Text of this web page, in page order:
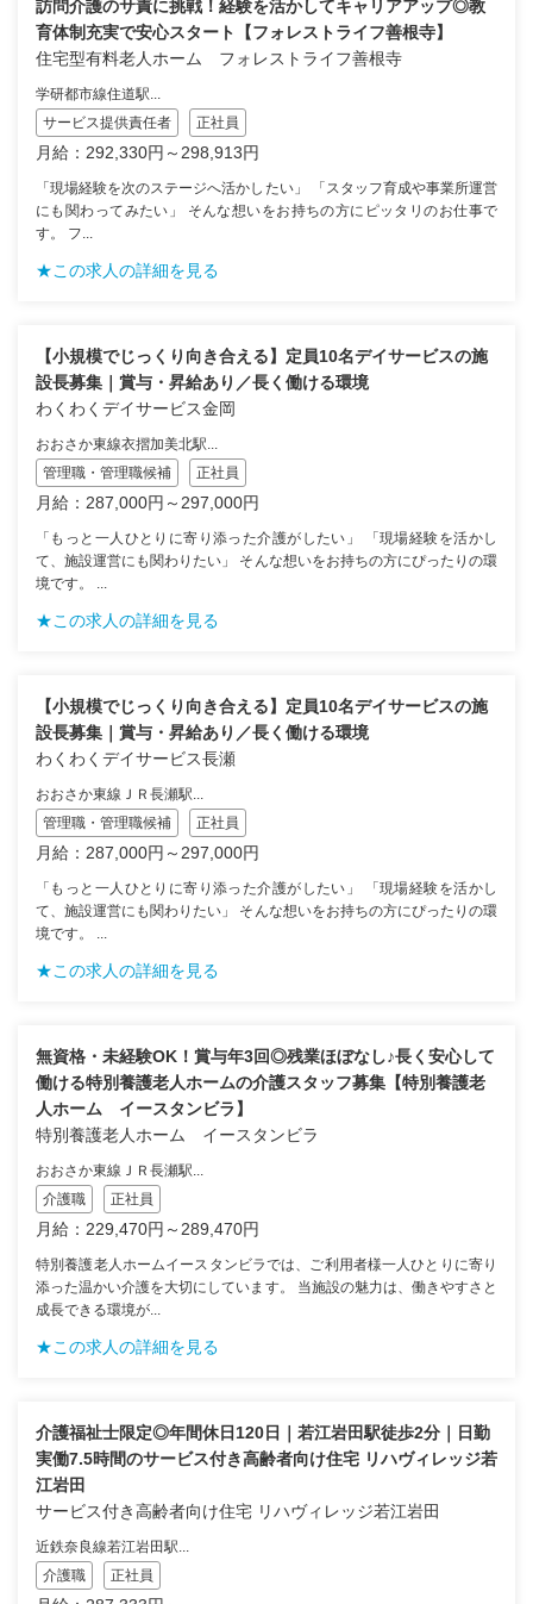
訪問介護のサ責に挑戦！経験を活かしてキャリアアップ◎教
育体制充実で安心スタート【フォレストライフ善根寺】
住宅型有料老人ホーム フォレストライフ善根寺
学研都市線住道駅...
サービス提供責任者
正社員
月給：292,330円～298,913円
「現場経験を次のステージへ活かしたい」 「スタッフ育成や事業所運営
にも関わってみたい」 そんな想いをお持ちの方にピッタリのお仕事で
す。 フ...
★この求人の詳細を見る
【小規模でじっくり向き合える】定員10名デイサービスの施
設長募集｜賞与・昇給あり／長く働ける環境
わくわくデイサービス金岡
おおさか東線衣摺加美北駅...
管理職・管理職候補
正社員
月給：287,000円～297,000円
「もっと一人ひとりに寄り添った介護がしたい」 「現場経験を活かし
て、施設運営にも関わりたい」 そんな想いをお持ちの方にぴったりの環
境です。 ...
★この求人の詳細を見る
【小規模でじっくり向き合える】定員10名デイサービスの施
設長募集｜賞与・昇給あり／長く働ける環境
わくわくデイサービス長瀬
おおさか東線ＪＲ長瀬駅...
管理職・管理職候補
正社員
月給：287,000円～297,000円
「もっと一人ひとりに寄り添った介護がしたい」 「現場経験を活かし
て、施設運営にも関わりたい」 そんな想いをお持ちの方にぴったりの環
境です。 ...
★この求人の詳細を見る
無資格・未経験OK！賞与年3回◎残業ほぼなし♪長く安心して
働ける特別養護老人ホームの介護スタッフ募集【特別養護老
人ホーム イースタンビラ】
特別養護老人ホーム イースタンビラ
おおさか東線ＪＲ長瀬駅...
介護職
正社員
月給：229,470円～289,470円
特別養護老人ホームイースタンビラでは、ご利用者様一人ひとりに寄り
添った温かい介護を大切にしています。 当施設の魅力は、働きやすさと
成長できる環境が...
★この求人の詳細を見る
介護福祉士限定◎年間休日120日｜若江岩田駅徒歩2分｜日勤
実働7.5時間のサービス付き高齢者向け住宅 リハヴィレッジ若
江岩田
サービス付き高齢者向け住宅 リハヴィレッジ若江岩田
近鉄奈良線若江岩田駅...
介護職
正社員